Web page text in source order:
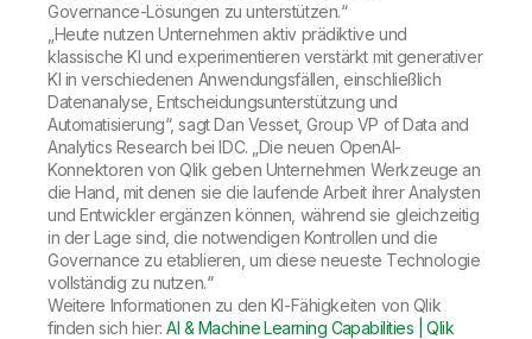
Governance-Lösungen zu unterstützen.“
„Heute nutzen Unternehmen aktiv prädiktive und
klassische KI und experimentieren verstärkt mit generativer
KI in verschiedenen Anwendungsfällen, einschließlich
Datenanalyse, Entscheidungsunterstützung und
Automatisierung“, sagt Dan Vesset, Group VP of Data and
Analytics Research bei IDC. „Die neuen OpenAI-
Konnektoren von Qlik geben Unternehmen Werkzeuge an
die Hand, mit denen sie die laufende Arbeit ihrer Analysten
und Entwickler ergänzen können, während sie gleichzeitig
in der Lage sind, die notwendigen Kontrollen und die
Governance zu etablieren, um diese neueste Technologie
vollständig zu nutzen.“
Weitere Informationen zu den KI-Fähigkeiten von Qlik
finden sich hier:AI & Machine Learning Capabilities | Qlik